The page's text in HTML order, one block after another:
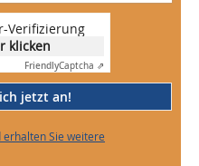
Verifizierung
klicken
FriendlyCaptcha ⇗
jetzt an!
erhalten Sie weitere